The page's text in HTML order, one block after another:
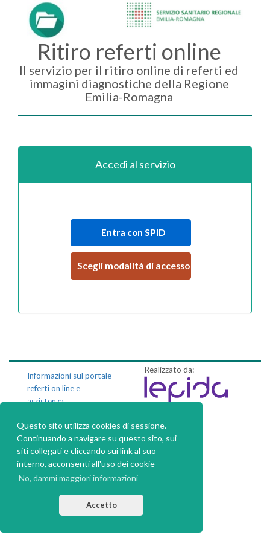
Questo sito utilizza cookies di sessione.
Continuando a navigare su questo sito, sui
siti collegati e cliccando sui link al suo
interno, acconsenti all'uso dei cookie
No, dammi maggiori informazioni
Accetto
Ritiro referti online
Il servizio per il ritiro online di referti ed
immagini diagnostiche della Regione
Emilia-Romagna
Accedi al servizio
Entra con SPID
Scegli modalità di accesso
Informazioni sul portale
referti on line e
assistenza
Privacy policy
Dichiarazione di
accessibilità
Realizzato da: